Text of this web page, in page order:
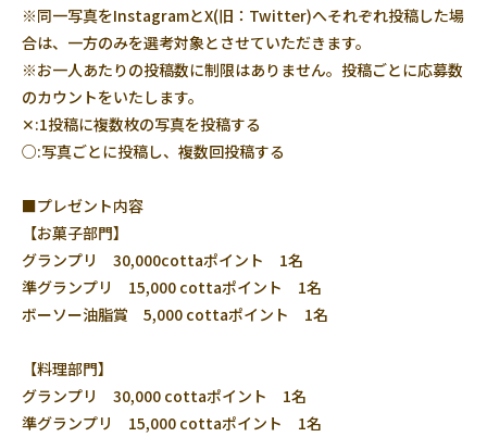
※同一写真をInstagramとX(旧：Twitter)へそれぞれ投稿した場
合は、一方のみを選考対象とさせていただきます。
※お一人あたりの投稿数に制限はありません。投稿ごとに応募数
のカウントをいたします。
✕:1投稿に複数枚の写真を投稿する
○:写真ごとに投稿し、複数回投稿する
■プレゼント内容
【お菓子部門】
グランプリ 30,000cottaポイント 1名
準グランプリ 15,000 cottaポイント 1名
ボーソー油脂賞 5,000 cottaポイント 1名
【料理部門】
グランプリ 30,000 cottaポイント 1名
準グランプリ 15,000 cottaポイント 1名